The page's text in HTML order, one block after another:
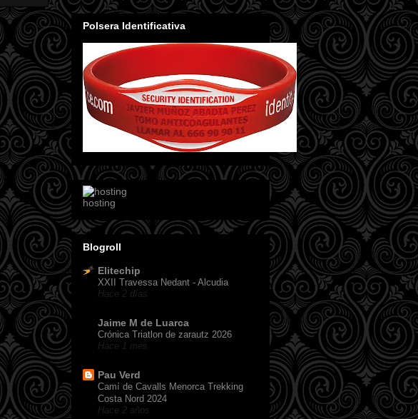
Polsera Identificativa
hosting
Blogroll
Elitechip
XXII Travessa Nedant - Alcudia
Hace 2 días
Jaime M de Luarca
Crónica Triatlon de zarautz 2026
Hace 1 mes
Pau Verd
Camí de Cavalls Menorca Trekking
Costa Nord 2024
Hace 2 años